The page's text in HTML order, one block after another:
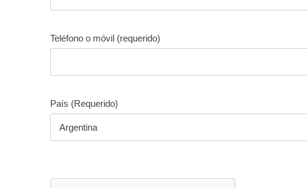
Teléfono o móvil (requerido)
País (Requerido)